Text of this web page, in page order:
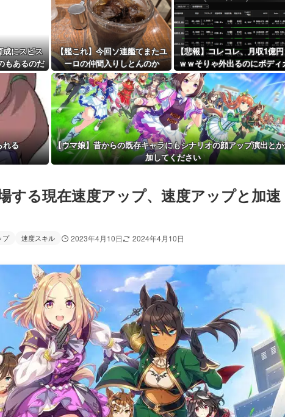
成にスピス
もあるのだ
【艦これ】今回ソ連艦てまたユ
ーロの仲間入りしとんのか
【悲報】コレコレ、月収1億
ｗｗそりゃ外出るのにボディ
ードつけるわ…
れる
【ウマ娘】昔からの既存キャラにもシナリオの顔アップ演出と
加してください
する現在速度アップ、速度アップと加速
プ 速度スキル 2023年4月10日 2024年4月10日